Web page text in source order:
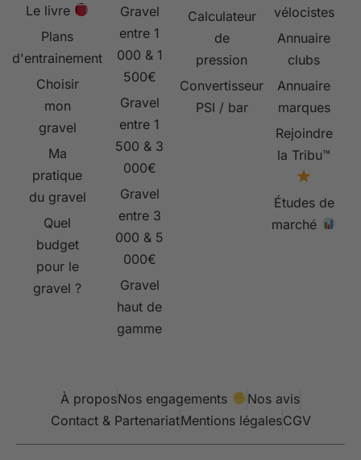
Le livre
Plans
d'entrainement
Choisir
mon
gravel
Ma
pratique
du gravel
Quel
budget
pour le
gravel ?
Gravel
entre 1
000 & 1
500€
Gravel
entre 1
500 & 3
000€
Gravel
entre 3
000 & 5
000€
Gravel
haut de
gamme
Calculateur
de
pression
Convertisseur
PSI / bar
vélocistes
Annuaire
clubs
Annuaire
marques
Rejoindre
la Tribu™
Études de
marché
À proposNos engagements
Nos avis
Contact & PartenariatMentions légalesCGV